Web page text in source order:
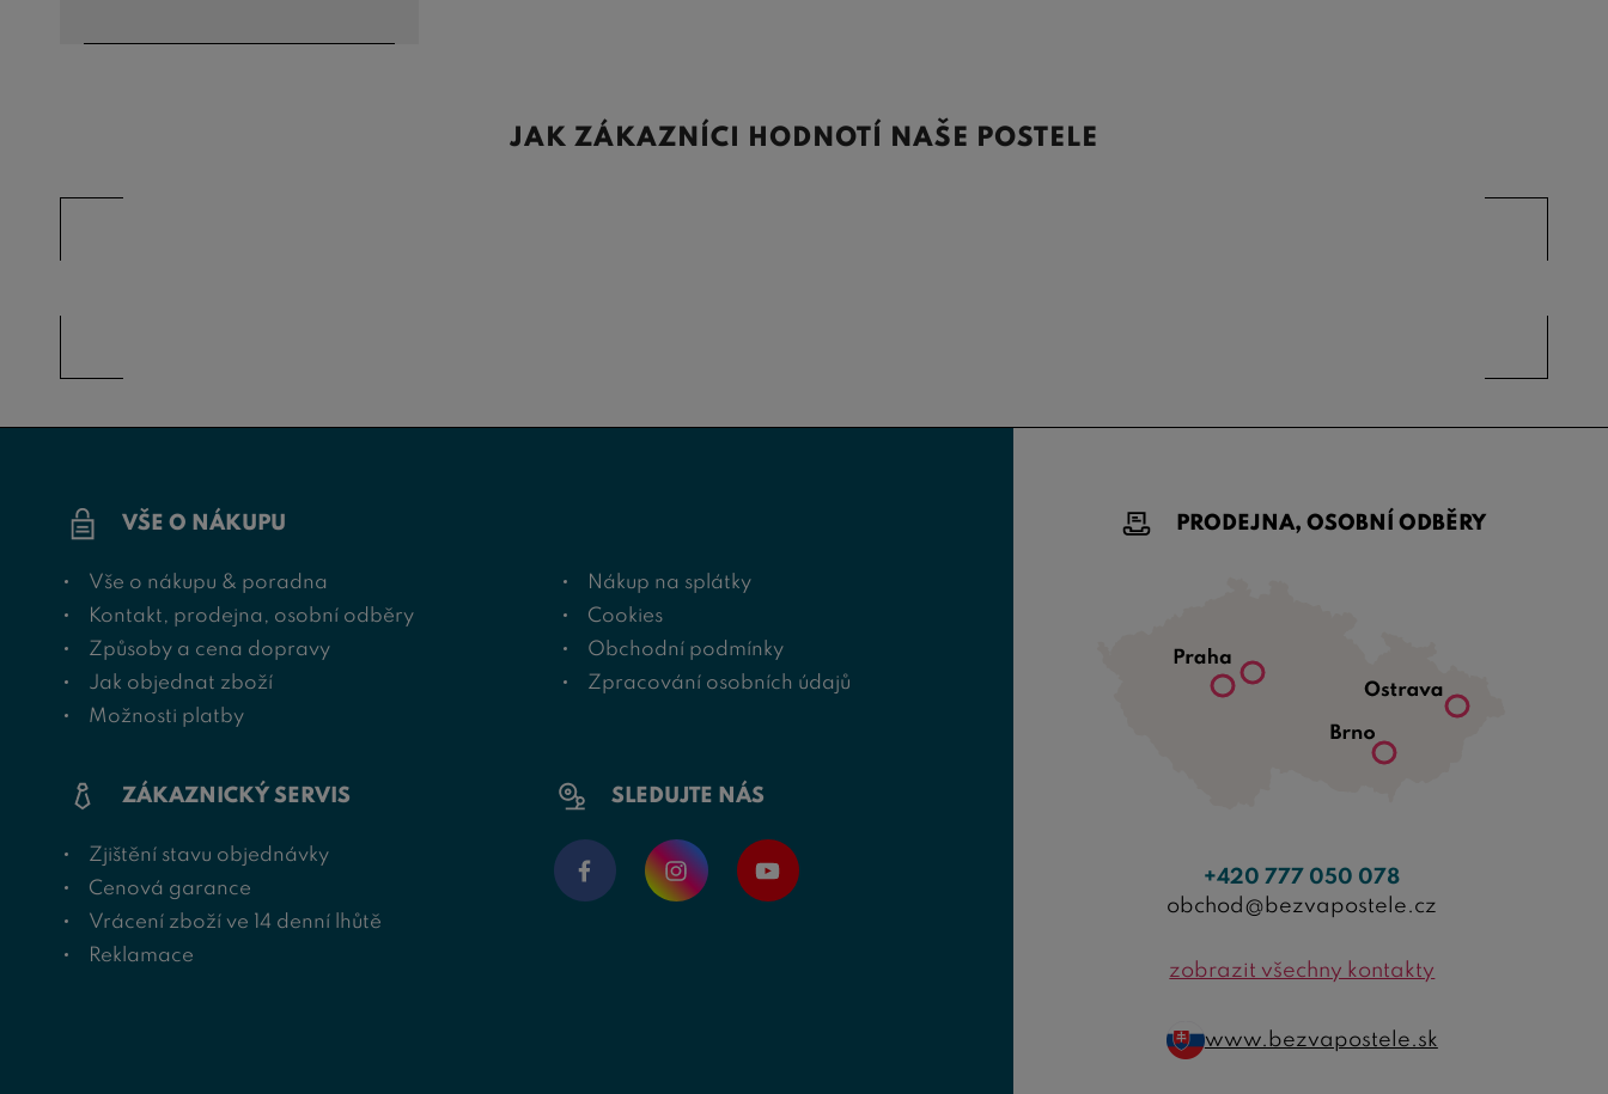
JAK ZÁKAZNÍCI HODNOTÍ NAŠE POSTELE
VŠE O NÁKUPU
Vše o nákupu & poradna
Kontakt, prodejna, osobní odběry
Způsoby a cena dopravy
Jak objednat zboží
Možnosti platby
Nákup na splátky
Cookies
Obchodní podmínky
Zpracování osobních údajů
ZÁKAZNICKÝ SERVIS
Zjištění stavu objednávky
Cenová garance
Vrácení zboží ve 14 denní lhůtě
Reklamace
SLEDUJTE NÁS
PRODEJNA, OSOBNÍ ODBĚRY
+420 777 050 078
obchod@bezvapostele.cz
zobrazit všechny kontakty
www.bezvapostele.sk